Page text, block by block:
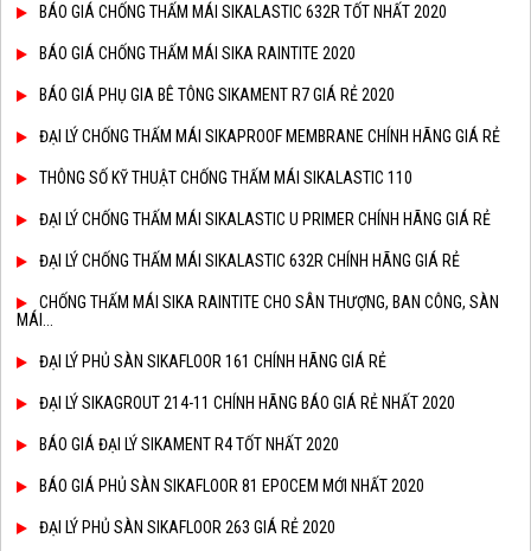
BÁO GIÁ CHỐNG THẤM MÁI SIKALASTIC 632R TỐT NHẤT 2020
BÁO GIÁ CHỐNG THẤM MÁI SIKA RAINTITE 2020
BÁO GIÁ PHỤ GIA BÊ TÔNG SIKAMENT R7 GIÁ RẺ 2020
ĐẠI LÝ CHỐNG THẤM MÁI SIKAPROOF MEMBRANE CHÍNH HÃNG GIÁ RẺ
THÔNG SỐ KỸ THUẬT CHỐNG THẤM MÁI SIKALASTIC 110
ĐẠI LÝ CHỐNG THẤM MÁI SIKALASTIC U PRIMER CHÍNH HÃNG GIÁ RẺ
ĐẠI LÝ CHỐNG THẤM MÁI SIKALASTIC 632R CHÍNH HÃNG GIÁ RẺ
CHỐNG THẤM MÁI SIKA RAINTITE CHO SÂN THƯỢNG, BAN CÔNG, SÀN
MÁI...
ĐẠI LÝ PHỦ SÀN SIKAFLOOR 161 CHÍNH HÃNG GIÁ RẺ
ĐẠI LÝ SIKAGROUT 214-11 CHÍNH HÃNG BÁO GIÁ RẺ NHẤT 2020
BÁO GIÁ ĐẠI LÝ SIKAMENT R4 TỐT NHẤT 2020
BÁO GIÁ PHỦ SÀN SIKAFLOOR 81 EPOCEM MỚI NHẤT 2020
ĐẠI LÝ PHỦ SÀN SIKAFLOOR 263 GIÁ RẺ 2020